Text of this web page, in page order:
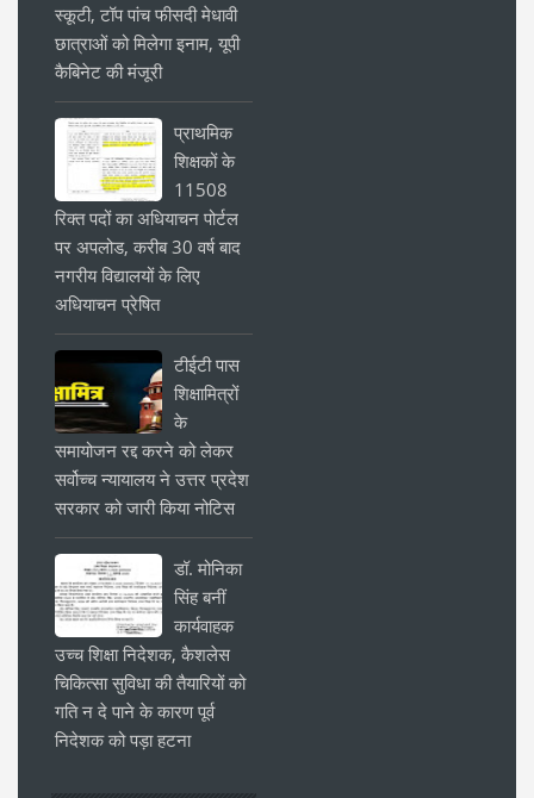
स्कूटी, टॉप पांच फीसदी मेधावी
छात्राओं को मिलेगा इनाम, यूपी
कैबिनेट की मंजूरी
प्राथमिक
शिक्षकों के
11508
रिक्त पदों का अधियाचन पोर्टल
पर अपलोड, करीब 30 वर्ष बाद
नगरीय विद्यालयों के लिए
अधियाचन प्रेषित
टीईटी पास
शिक्षामित्रों
के
समायोजन रद्द करने को लेकर
सर्वोच्च न्यायालय ने उत्तर प्रदेश
सरकार को जारी किया नोटिस
डॉ. मोनिका
सिंह बनीं
कार्यवाहक
उच्च शिक्षा निदेशक, कैशलेस
चिकित्सा सुविधा की तैयारियों को
गति न दे पाने के कारण पूर्व
निदेशक को पड़ा हटना